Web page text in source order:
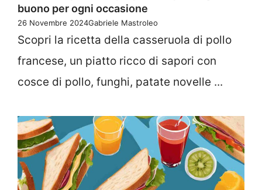
buono per ogni occasione
26 Novembre 2024Gabriele Mastroleo
Scopri la ricetta della casseruola di pollo
francese, un piatto ricco di sapori con
cosce di pollo, funghi, patate novelle ...